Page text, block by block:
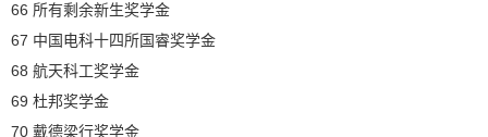
66 所有剩余新生奖学金
67 中国电科十四所国睿奖学金
68 航天科工奖学金
69 杜邦奖学金
70 戴德梁行奖学金